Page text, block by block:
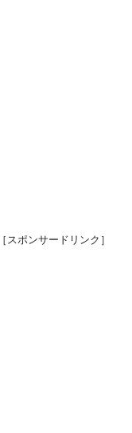
［スポンサードリンク］